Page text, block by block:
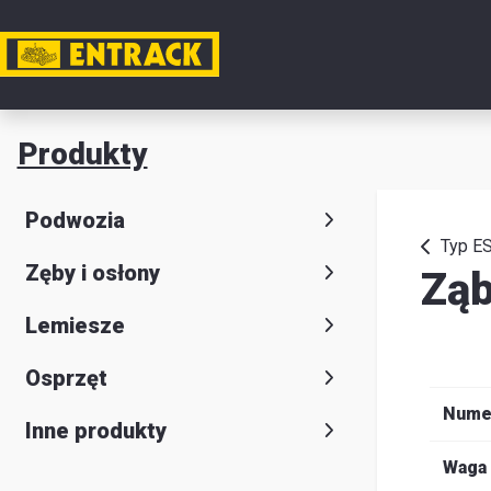
Moje
Wybór
Kontakt
Produkty
Podwozia
Zęby i osłony
Lemiesze
Osprzęt
Inne produkty
Typ
Waga